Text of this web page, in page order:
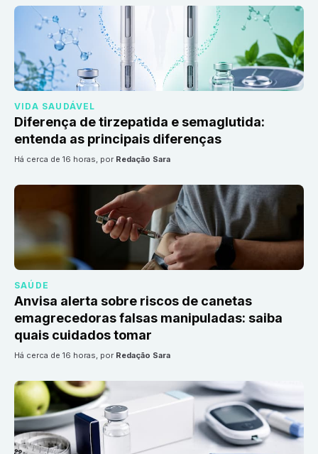
VIDA SAUDÁVEL
Diferença de tirzepatida e semaglutida:
entenda as principais diferenças
há cerca de 16 horas, por Redação Sara
SAÚDE
Anvisa alerta sobre riscos de canetas
emagrecedoras falsas manipuladas: saiba
quais cuidados tomar
há cerca de 16 horas, por Redação Sara